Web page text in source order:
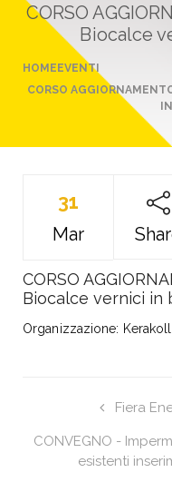
CORSO
Biocalce
HOMEEVENTI
CORSO
31
Mar
CORSO
Biocalce vernici in
Organizzazione:
Fiera
CONVEGNO -
esistenti